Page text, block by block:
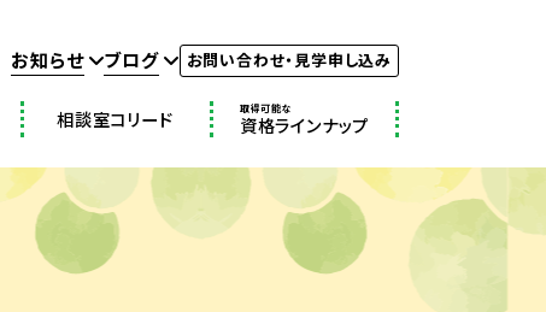
お知らせ ブログ お問い合わせ・見学申し込み
相談室コリード 取得可能な
資格ラインナップ